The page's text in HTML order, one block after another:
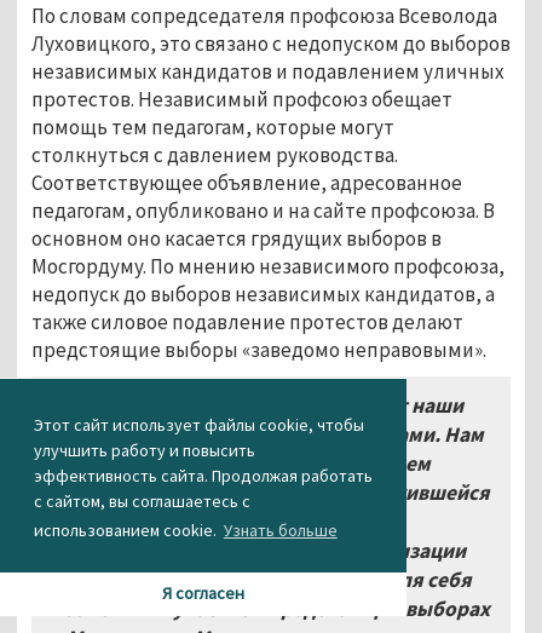
Этот сайт использует файлы cookie, чтобы
улучшить работу и повысить
эффективность сайта. Продолжая работать
с сайтом, вы соглашаетесь с
использованием cookie. Узнать больше
Я согласен
По словам сопредседателя профсоюза Всеволода
Луховицкого, это связано с недопуском до выборов
независимых кандидатов и подавлением уличных
протестов. Независимый профсоюз обещает
помощь тем педагогам, которые могут
столкнуться с давлением руководства.
Соответствующее объявление, адресованное
педагогам, опубликовано и на сайте профсоюза. В
основном оно касается грядущих выборов в
Мосгордуму. По мнению независимого профсоюза,
недопуск до выборов независимых кандидатов, а
также силовое подавление протестов делают
предстоящие выборы «заведомо неправовыми».
, на нас смотрят наши
ученики.Мы учим их быть гражданами.Нам
стыдно поддерживать своим участием
торжествующее беззаконие
В сложившейся
ситуации члены московской
территориальной первичной организации
профсоюза "Учитель" не считают для себя
возможным участие в предстоящих выборах